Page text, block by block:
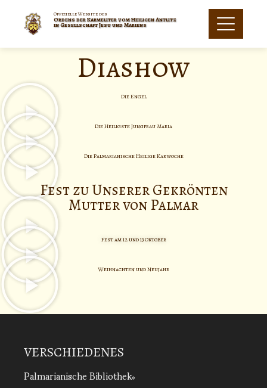
Offizielle Website des
Ordens der Karmeliter vom Heiligen Antlitz
in Gesellschaft Jesu und Mariens
Diashow
Die Engel
Die Heiligste Jungfrau Maria
Die Palmarianische Heilige Karwoche
Fest zu Unserer Gekrönten
Mutter von Palmar
Fest am 12 und 13 Oktober
Weihnachten und Neujahr
VERSCHIEDENES
Palmarianische Bibliothek